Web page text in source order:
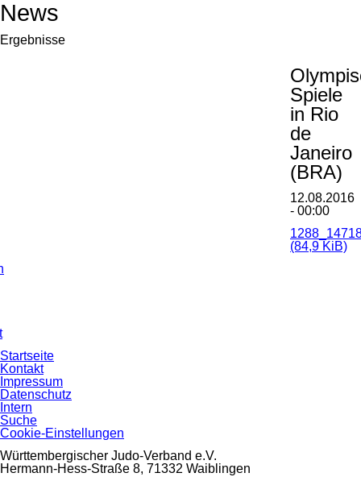
News
Ergebnisse
Spiele
in Rio
de
Janeiro
(BRA)
12.08.2016
- 00:00
(84,9 KiB)
Navigation
überspringen
Startseite
Kontakt
Impressum
Datenschutz
Intern
Suche
Cookie-Einstellungen
Württembergischer Judo-Verband e.V.
Hermann-Hess-Straße 8, 71332 Waiblingen